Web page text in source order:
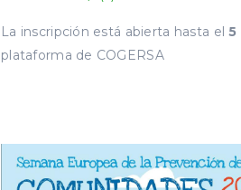
La inscripción está abierta hasta el5
plataforma de COGERSA